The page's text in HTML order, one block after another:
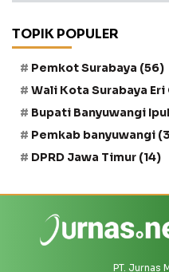
TOPIK POPULER
Pemkot Surabaya (56)
Wali Kota Surabaya Eri
Bupati Banyuwangi
Pemkab banyuwangi
DPRD Jawa Timur (14)
PT. Jurnas